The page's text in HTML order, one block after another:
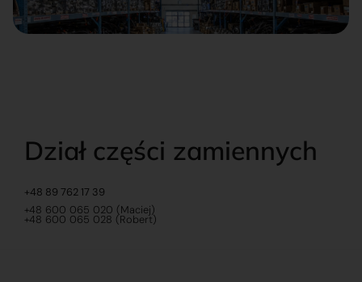
Dział części zamiennych
+48 89 762 17 39
+48 600 065 020 (Maciej)
+48 600 065 028 (Robert)